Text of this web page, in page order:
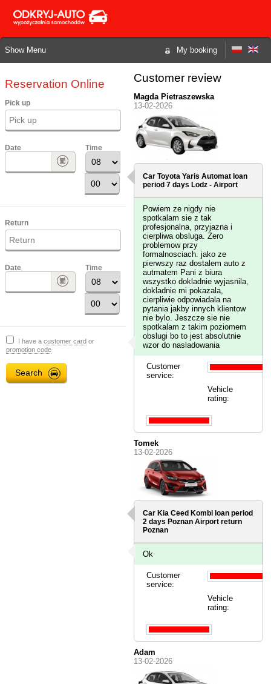
My booking
Show Menu
Reservation Online
Pick up
Date Time
Return
Date Time
I have a customer card or
promotion code
Customer review
Magda Pietraszewska
13-02-2026
Car Toyota Yaris Automat loan
period 7 days Lodz - Airport
Powiem ze nigdy nie
spotkalam sie z tak
profesjonalna, przyjazna i
cierpliwa obsluga. Zero
problemow przy
formalnosciach. jako ze
pierwszy raz dostalem auto z
autmatem Pani z biura
wszystko dokladnie wyjasnila,
dokladnie mi pokazala,
cierpliwie odpowiadala na
pytania jakby innych klientow
nie bylo. Jeszcze sie nie
spotkalam z takim poziomem
obslugi bo to jest absolutnie
wzor do nasladowania
Customer
service:
Vehicle
rating:
Tomek
13-02-2026
Car Kia Ceed Kombi loan period
2 daysPoznan Airport return
Poznan
Ok
Customer
service:
Vehicle
rating:
Adam
13-02-2026